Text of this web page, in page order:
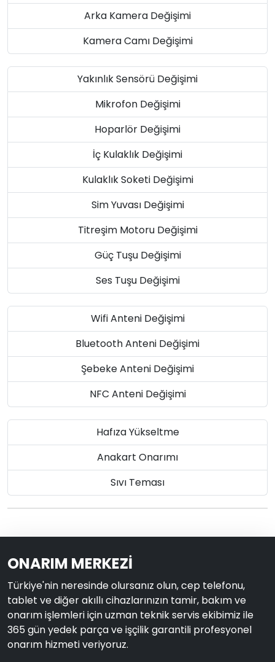
Arka Kamera Değişimi
Kamera Camı Değişimi
Yakınlık Sensörü Değişimi
Mikrofon Değişimi
Hoparlör Değişimi
İç Kulaklık Değişimi
Kulaklık Soketi Değişimi
Sim Yuvası Değişimi
Titreşim Motoru Değişimi
Güç Tuşu Değişimi
Ses Tuşu Değişimi
Wifi Anteni Değişimi
Bluetooth Anteni Değişimi
Şebeke Anteni Değişimi
NFC Anteni Değişimi
Hafıza Yükseltme
Anakart Onarımı
Sıvı Teması
ONARIM MERKEZİ
Türkiye'nin neresinde olursanız olun, cep telefonu,
tablet ve diğer akıllı cihazlarınızın tamir, bakım ve
onarım işlemleri için uzman teknik servis ekibimiz ile
365 gün yedek parça ve işçilik garantili profesyonel
onarım hizmeti veriyoruz.